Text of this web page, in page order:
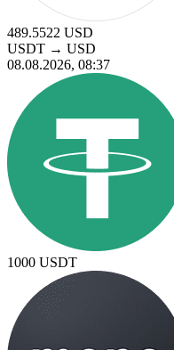
489.5522 USD
USDT → USD
08.08.2026, 08:37
1000 USDT